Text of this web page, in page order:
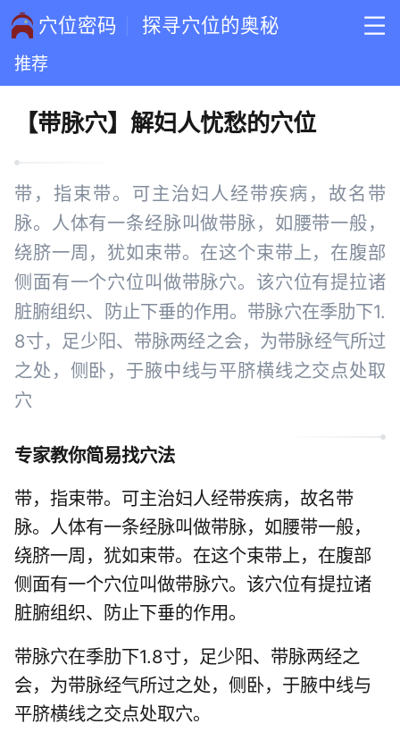
穴位密码 探寻穴位的奥秘
推荐
【带脉穴】解妇人忧愁的穴位
带，指束带。可主治妇人经带疾病，故名带
脉。人体有一条经脉叫做带脉，如腰带一般，
绕脐一周，犹如束带。在这个束带上，在腹部
侧面有一个穴位叫做带脉穴。该穴位有提拉诸
脏腑组织、防止下垂的作用。带脉穴在季肋下1.
8寸，足少阳、带脉两经之会，为带脉经气所过
之处，侧卧，于腋中线与平脐横线之交点处取
穴
专家教你简易找穴法
带，指束带。可主治妇人经带疾病，故名带
脉。人体有一条经脉叫做带脉，如腰带一般，
绕脐一周，犹如束带。在这个束带上，在腹部
侧面有一个穴位叫做带脉穴。该穴位有提拉诸
脏腑组织、防止下垂的作用。
带脉穴在季肋下1.8寸，足少阳、带脉两经之
会，为带脉经气所过之处，侧卧，于腋中线与
平脐横线之交点处取穴。